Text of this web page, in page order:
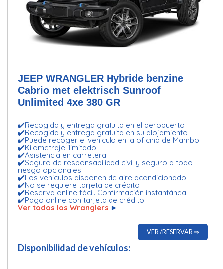
JEEP WRANGLER Hybride benzine
Cabrio met elektrisch Sunroof
Unlimited 4xe 380 GR
✔️Recogida y entrega gratuita en el aeropuerto
✔️Recogida y entrega gratuita en su alojamiento
✔️Puede recoger el vehiculo en la oficina de Mambo
✔️Kilometraje ilimitado
✔️Asistencia en carretera
✔️Seguro de responsabilidad civil y seguro a todo
riesgo opcionales
✔️Los vehiculos disponen de aire acondicionado
✔️No se requiere tarjeta de crédito
✔️Reserva online fácil. Confirmación instantánea.
✔️Pago online con tarjeta de crédito
Ver todos los Wranglers ►
VER /RESERVAR ⇒
Disponibilidad de vehículos: